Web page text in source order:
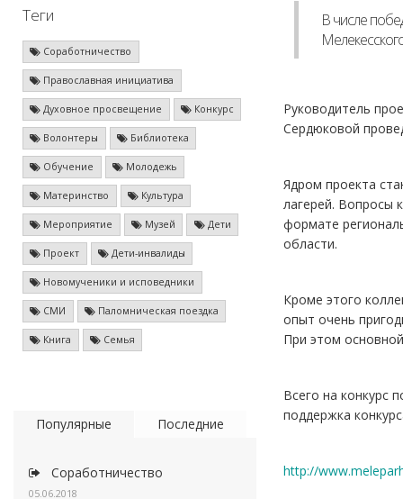
Теги
Соработничество
Православная инициатива
Духовное просвещение Конкурс
Волонтеры Библиотека
Обучение Молодежь
Материнство Культура
Мероприятие Музей Дети
Проект Дети-инвалиды
Новомученики и исповедники
СМИ Паломническая поездка
Книга Семья
Популярные Последние
Соработничество
05.06.2018
В числе
Руководитель
Сердюковой
Ядром проекта
лагерей. Вопросы
формате
области.
Кроме этого
опыт очень
При этом
Всего на конкурс
поддержка
http://